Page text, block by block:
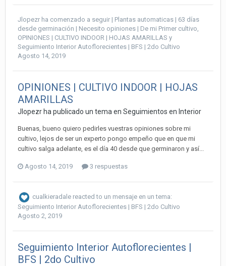
Jlopezr ha comenzado a seguir | Plantas automaticas | 63 días
desde germinación | Necesito opiniones | De mi Primer cultivo,
OPINIONES | CULTIVO INDOOR | HOJAS AMARILLAS y
Seguimiento Interior Autoflorecientes | BFS | 2do Cultivo
Agosto 14, 2019
OPINIONES | CULTIVO INDOOR | HOJAS
AMARILLAS
Jlopezr ha publicado un tema en Seguimientos en Interior
Buenas, bueno quiero pedirles vuestras opiniones sobre mi
cultivo, lejos de ser un experto pongo empeño que en que mi
cultivo salga adelante, es el día 40 desde que germinaron y así...
Agosto 14, 2019 3 respuestas
cualkieradale reacted to un mensaje en un tema:
Seguimiento Interior Autoflorecientes | BFS | 2do Cultivo
Agosto 2, 2019
Seguimiento Interior Autoflorecientes |
BFS | 2do Cultivo